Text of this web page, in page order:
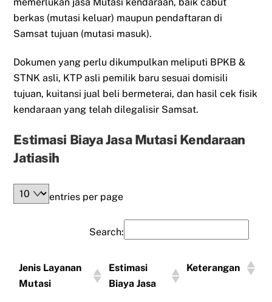
berkas (mutasi keluar) maupun pendaftaran di
Samsat tujuan (mutasi masuk).
Dokumen yang perlu dikumpulkan meliputi BPKB &
STNK asli, KTP asli pemilik baru sesuai domisili
tujuan, kuitansi jual beli bermeterai, dan hasil cek fisik
kendaraan yang telah dilegalisir Samsat.
Estimasi Biaya Jasa Mutasi Kendaraan
Jatiasih
entries per page
Search:
Jenis Layanan
Mutasi
Estimasi
Biaya Jasa
Keterangan